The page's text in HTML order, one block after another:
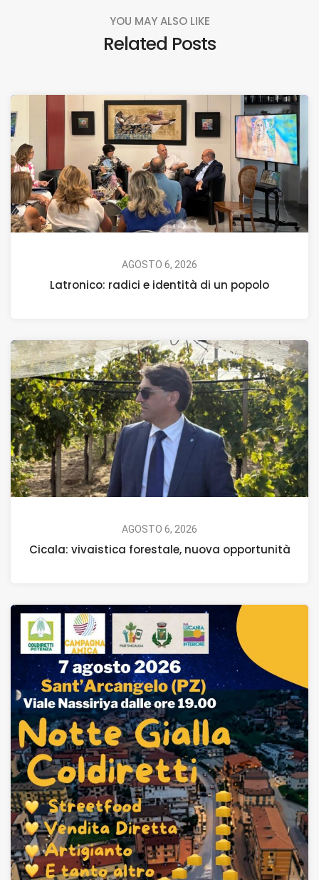
YOU MAY ALSO LIKE
Related Posts
AGOSTO 6, 2026
Latronico: radici e identità di un popolo
AGOSTO 6, 2026
Cicala: vivaistica forestale, nuova opportunità